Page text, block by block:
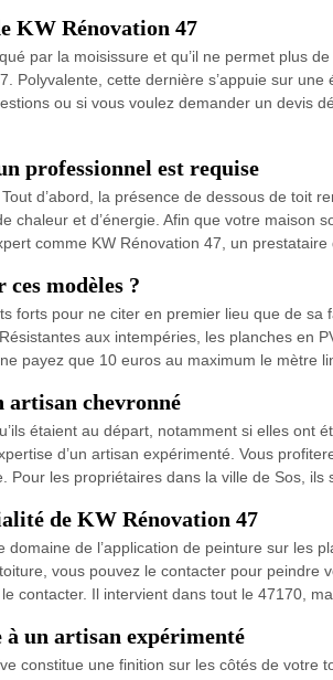
KW Rénovation 47
par la moisissure et qu’il ne permet plus
Polyvalente, cette dernière s’appuie sur
ou si vous voulez demander un devis
professionnel est requise
d’abord, la présence de dessous de toit
et d’énergie. Afin que votre maison
comme KW Rénovation 47, un prestataire
modèles ?
pour ne citer en premier lieu que de sa
aux intempéries, les planches en
payez que 10 euros au maximum le mètre
artisan chevronné
étaient au départ, notamment si elles ont
d’un artisan expérimenté. Vous
les propriétaires dans la ville de Sos, ils
de KW Rénovation 47
de l’application de peinture sur les
vous pouvez le contacter pour peindre
contacter. Il intervient dans tout le 47170,
à un artisan expérimenté
constitue une finition sur les côtés de votre